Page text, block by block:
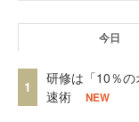
今日
1
研修は「10％
速術
NEW